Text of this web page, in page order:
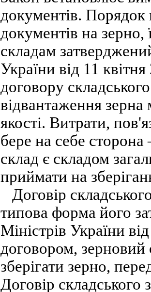
документів. Порядок
документів на
складам
України від 11
договору
відвантаження
якості. Витрати,
бере на себе
склад є складом
приймати на
Договір
типова форма його
Міністрів України
договором, зерновий
зберігати зерно,
Договір складського